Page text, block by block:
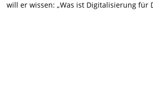
will er wissen: „Was ist Digitalisierung für